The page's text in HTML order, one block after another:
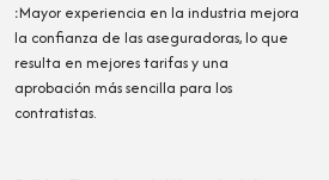
:Mayor experiencia en la industria mejora
la confianza de las aseguradoras, lo que
resulta en mejores tarifas y una
aprobación más sencilla para los
contratistas.